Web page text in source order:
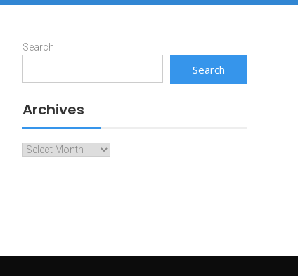
Search
Search
Archives
Archives